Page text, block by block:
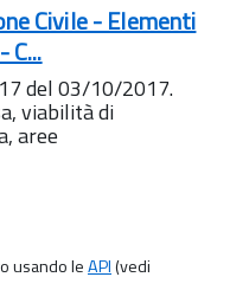
Civile - Elementi
C...
del 03/10/2017.
viabilità di
aree
usando leAPI(vedi